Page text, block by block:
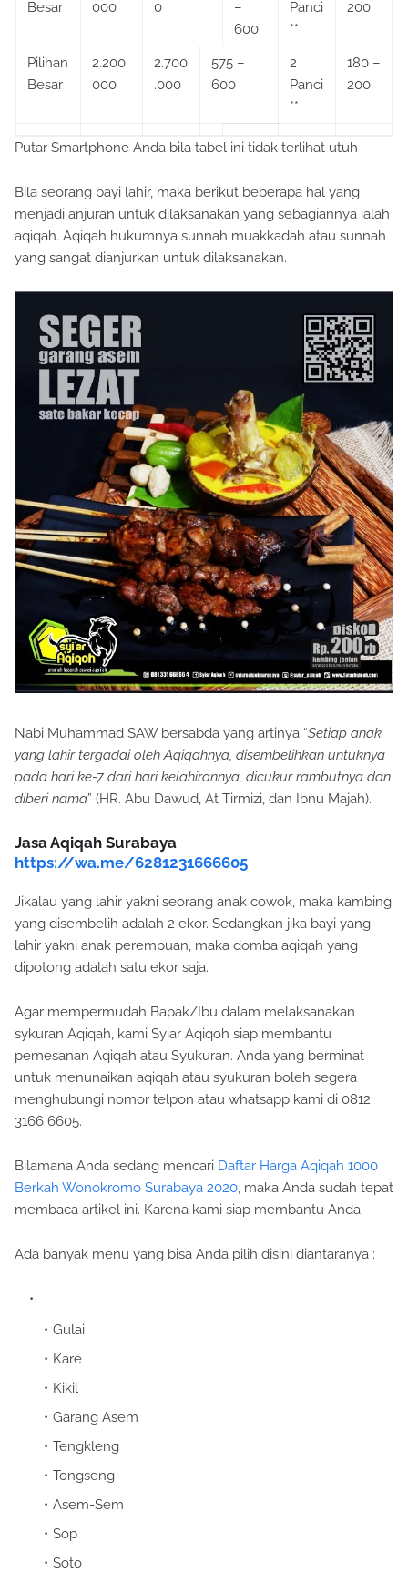
Besar 000 0
–
600
Panci
**
200
Pilihan
Besar
2.200.
000
2.700
.000
575 –
600
2
Panci
**
180 –
200
Putar Smartphone Anda bila tabel ini tidak terlihat utuh
Bila seorang bayi lahir, maka berikut beberapa hal yang
menjadi anjuran untuk dilaksanakan yang sebagiannya ialah
aqiqah. Aqiqah hukumnya sunnah muakkadah atau sunnah
yang sangat dianjurkan untuk dilaksanakan.
Nabi Muhammad SAW bersabda yang artinya “Setiap anak
yang lahir tergadai oleh Aqiqahnya, disembelihkan untuknya
pada hari ke-7 dari hari kelahirannya, dicukur rambutnya dan
diberi nama” (HR. Abu Dawud, At Tirmizi, dan Ibnu Majah).
Jasa Aqiqah Surabaya
https://wa.me/6281231666605
Jikalau yang lahir yakni seorang anak cowok, maka kambing
yang disembelih adalah 2 ekor. Sedangkan jika bayi yang
lahir yakni anak perempuan, maka domba aqiqah yang
dipotong adalah satu ekor saja.
Agar mempermudah Bapak/Ibu dalam melaksanakan
sykuran Aqiqah, kami Syiar Aqiqoh siap membantu
pemesanan Aqiqah atau Syukuran. Anda yang berminat
untuk menunaikan aqiqah atau syukuran boleh segera
menghubungi nomor telpon atau whatsapp kami di 0812
3166 6605.
Bilamana Anda sedang mencari Daftar Harga Aqiqah 1000
Berkah Wonokromo Surabaya 2020, maka Anda sudah tepat
membaca artikel ini. Karena kami siap membantu Anda.
Ada banyak menu yang bisa Anda pilih disini diantaranya :
Gulai
Kare
Kikil
Garang Asem
Tengkleng
Tongseng
Asem-Sem
Sop
Soto